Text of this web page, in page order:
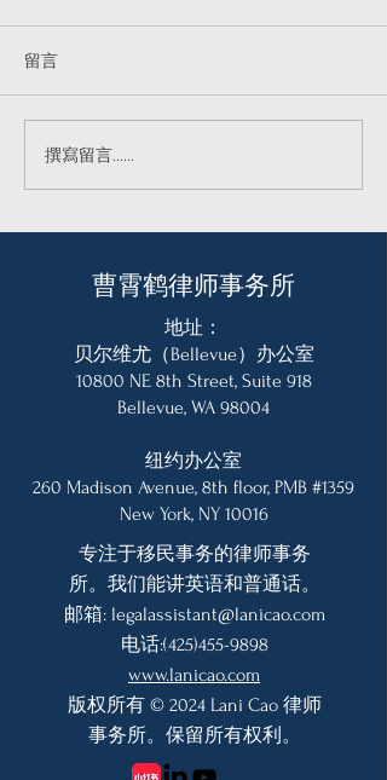
9月18日生效！ 一旦被移
民官认定为公共负担，直
留言
撰寫留言......
曹霄鹤律师事务所
地址：
贝尔维尤（Bellevue）办公室
10800 NE 8th Street, Suite 918
Bellevue, WA 98004
纽约办公室
260 Madison Avenue, 8th floor, PMB #1359
New York, NY 10016
专注于移民事务的律师事务
所。我们能讲英语和普通话。
邮箱: legalassistant@lanicao.com
电话:(425)455-9898
www.lanicao.com
版权所有 © 2024 Lani Cao 律师
事务所。保留所有权利。